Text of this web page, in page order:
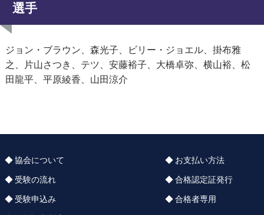
選手
ジョン・ブラウン、森光子、ビリー・ジョエル、掛布雅
之、片山さつき、テツ、安藤裕子、大橋卓弥、横山裕、松
田龍平、平原綾香、山田涼介
協会について
受験の流れ
受験申込み
お支払い方法
合格認定証発行
合格者専用